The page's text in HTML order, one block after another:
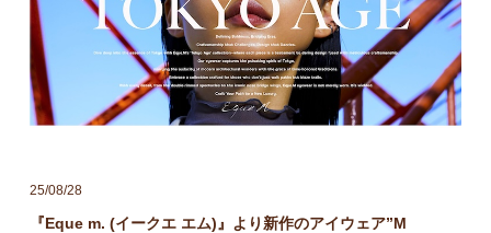
25/08/28
『Eque m. (イークエ エム)』より新作のアイウェア”M